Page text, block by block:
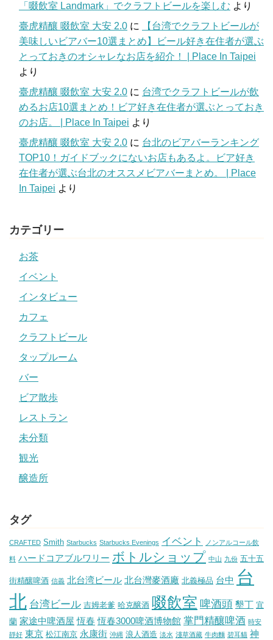
「啜飲室 Landmark」でクラフトビールを楽しむ より
臺虎精釀 啜飲室 大安 2.0 に
【台湾でクラフトビールが
美味しいビアバー10選まとめ】ビール好き在住者が選ぶ
とっておきのオシャレなお店を紹介！ | Place In Taipei
より
臺虎精釀 啜飲室 大安 2.0 に 台湾でクラフトビールが飲
めるお店10選まとめ！ビア好き在住者が選ぶとっておき
のお店。 | Place In Taipei より
臺虎精釀 啜飲室 大安 2.0 に 台北のビアバーランキング
TOP10！ガイドブックにないお店もあるよ。ビア好き
在住者が選ぶ台北のオススメビアバーまとめ。 | Place
In Taipei より
カテゴリー
お茶
イベント
インタビュー
カフェ
クラフトビール
タップルーム
バー
ビア散歩
レストラン
未分類
観光
醸造所
タグ
CRAFTED Smith Starbucks Starbucks Evenings イベント ノンアルコール飲
料 ハードコアブルワリー ボトルショップ 中山 九份 五十五
街精釀啤酒 信義 北台湾ビール 北台灣麥酒廠 北義極品 台中 台
北 台湾ビール 吉姆老爹 哈克醸酒 啜飲室 啤酒頭 墾丁 宜
蘭 家途中啤酒屋 恆春 恆春3000啤酒博物館 掌門精釀啤酒 時安
靜好 東京 松江南京 永康街 沖縄 浪人酒造 淡水 淺草酒藏 牛肉麵 碧耳貓 神